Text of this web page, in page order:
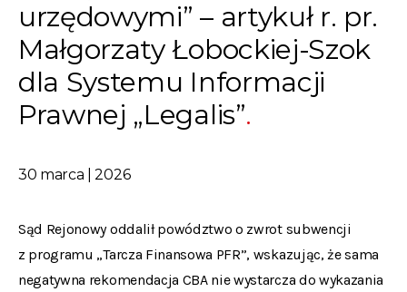
urzędowymi” – artykuł r. pr.
Małgorzaty Łobockiej-Szok
dla Systemu Informacji
Prawnej „Legalis”
30 marca | 2026
Sąd Rejonowy oddalił powództwo o zwrot subwencji
z programu „Tarcza Finansowa PFR”, wskazując, że sama
negatywna rekomendacja CBA nie wystarcza do wykazania